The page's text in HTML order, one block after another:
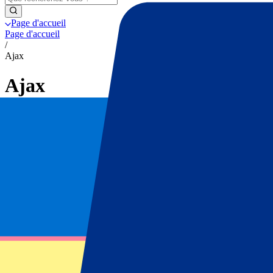
Page d'accueil
Page d'accueil
/
Ajax
Ajax
Achetez vos billets pour Ajax sur P1 Travel
Renseignez-vous sur nos billets pour Ajax ou sur nos formules
Recevez des notifications sur les mises à jour des
Abonnez-vous dès maintenant pour être averti dès que les billets
Approuver le contact par e-mail